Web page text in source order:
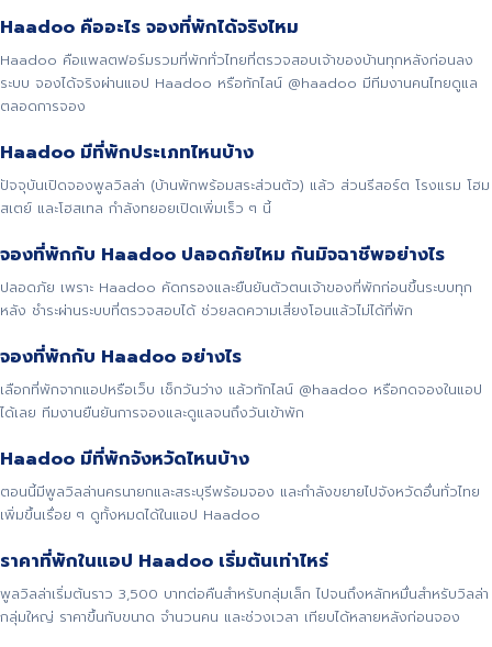
Haadoo คืออะไร จองที่พักได้จริงไหม
Haadoo คือแพลตฟอร์มรวมที่พักทั่วไทยที่ตรวจสอบเจ้าของบ้านทุกหลังก่อนลง
ระบบ จองได้จริงผ่านแอป Haadoo หรือทักไลน์ @haadoo มีทีมงานคนไทยดูแล
ตลอดการจอง
Haadoo มีที่พักประเภทไหนบ้าง
ปัจจุบันเปิดจองพูลวิลล่า (บ้านพักพร้อมสระส่วนตัว) แล้ว ส่วนรีสอร์ต โรงแรม โฮม
สเตย์ และโฮสเทล กำลังทยอยเปิดเพิ่มเร็ว ๆ นี้
จองที่พักกับ Haadoo ปลอดภัยไหม กันมิจฉาชีพอย่างไร
ปลอดภัย เพราะ Haadoo คัดกรองและยืนยันตัวตนเจ้าของที่พักก่อนขึ้นระบบทุก
หลัง ชำระผ่านระบบที่ตรวจสอบได้ ช่วยลดความเสี่ยงโอนแล้วไม่ได้ที่พัก
จองที่พักกับ Haadoo อย่างไร
เลือกที่พักจากแอปหรือเว็บ เช็กวันว่าง แล้วทักไลน์ @haadoo หรือกดจองในแอป
ได้เลย ทีมงานยืนยันการจองและดูแลจนถึงวันเข้าพัก
Haadoo มีที่พักจังหวัดไหนบ้าง
ตอนนี้มีพูลวิลล่านครนายกและสระบุรีพร้อมจอง และกำลังขยายไปจังหวัดอื่นทั่วไทย
เพิ่มขึ้นเรื่อย ๆ ดูทั้งหมดได้ในแอป Haadoo
ราคาที่พักในแอป Haadoo เริ่มต้นเท่าไหร่
พูลวิลล่าเริ่มต้นราว 3,500 บาทต่อคืนสำหรับกลุ่มเล็ก ไปจนถึงหลักหมื่นสำหรับวิลล่า
กลุ่มใหญ่ ราคาขึ้นกับขนาด จำนวนคน และช่วงเวลา เทียบได้หลายหลังก่อนจอง